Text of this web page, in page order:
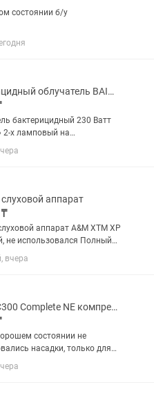
состоянии б/у
Бактерицидный облучатель BAIMED 2 на 30 Вт на стойке передвижной
бактерицидный 230 Ватт
2-х ламповый на
стойке на колесиках
для обеззараживания
аппарат
₸
аппарат A&M XTM XP
не использовался Полный
коробка, инструкция,
Мощный цифровой
с тяжёлой и глубокой
вчера
Omron C300 Complete NE компрессорный ингалятор для всех возрастов
состоянии не
насадки, только для
1 раз. Omron C300
NE — это универсальный